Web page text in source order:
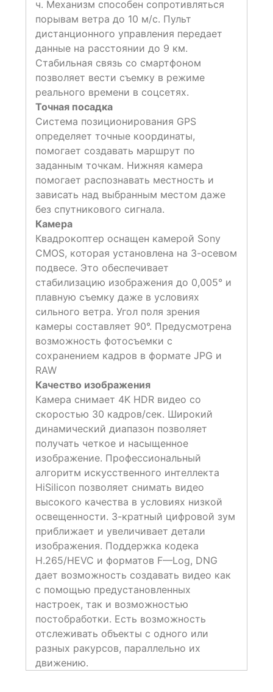
ч. Механизм способен сопротивляться
порывам ветра до 10 м/с. Пульт
дистанционного управления передает
данные на расстоянии до 9 км.
Стабильная связь со смартфоном
позволяет вести съемку в режиме
реального времени в соцсетях.
Точная посадка
Система позиционирования GPS
определяет точные координаты,
помогает создавать маршрут по
заданным точкам. Нижняя камера
помогает распознавать местность и
зависать над выбранным местом даже
без спутникового сигнала.
Камера
Квадрокоптер оснащен камерой Sony
CMOS, которая установлена на 3-осевом
подвесе. Это обеспечивает
стабилизацию изображения до 0,005° и
плавную съемку даже в условиях
сильного ветра. Угол поля зрения
камеры составляет 90°. Предусмотрена
возможность фотосъемки с
сохранением кадров в формате JPG и
RAW
Качество изображения
Камера снимает 4K HDR видео со
скоростью 30 кадров/сек. Широкий
динамический диапазон позволяет
получать четкое и насыщенное
изображение. Профессиональный
алгоритм искусственного интеллекта
HiSilicon позволяет снимать видео
высокого качества в условиях низкой
освещенности. 3-кратный цифровой зум
приближает и увеличивает детали
изображения. Поддержка кодека
H.265/HEVC и форматов F—Log, DNG
дает возможность создавать видео как
с помощью предустановленных
настроек, так и возможностью
постобработки. Есть возможность
отслеживать объекты с одного или
разных ракурсов, параллельно их
движению.